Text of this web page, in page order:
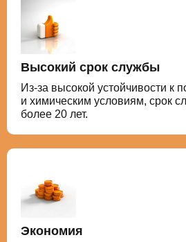
Высокий срок службы
Из-за высокой устойчивости к
и химическим условиям, срок
более 20 лет.
Экономия